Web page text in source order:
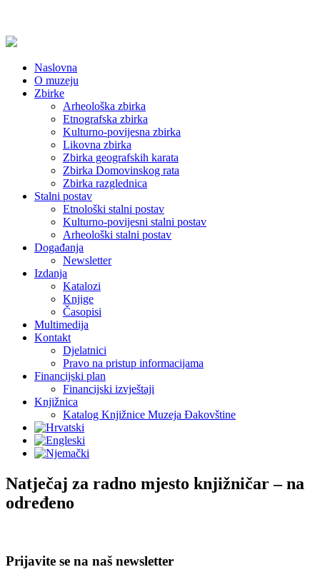
Naslovna
O muzeju
Zbirke
Arheološka zbirka
Etnografska zbirka
Kulturno-povijesna zbirka
Likovna zbirka
Zbirka geografskih karata
Zbirka Domovinskog rata
Zbirka razglednica
Stalni postav
Etnološki stalni postav
Kulturno-povijesni stalni postav
Arheološki stalni postav
Događanja
Newsletter
Izdanja
Katalozi
Knjige
Časopisi
Multimedija
Kontakt
Djelatnici
Pravo na pristup informacijama
Financijski plan
Financijski izvještaji
Knjižnica
Katalog Knjižnice Muzeja Đakovštine
Natječaj za radno mjesto knjižničar – na
određeno
Prijavite se na naš newsletter